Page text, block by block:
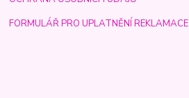
FORMULÁŘ PRO UPLATNĚNÍ REKLAMACE